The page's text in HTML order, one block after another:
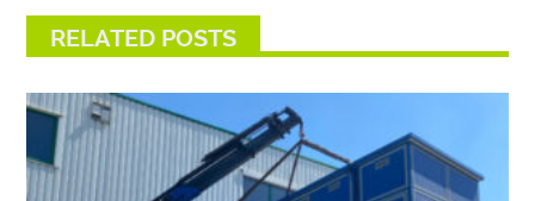
RELATED POSTS